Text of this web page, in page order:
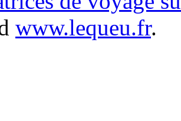
www.lequeu.fr.